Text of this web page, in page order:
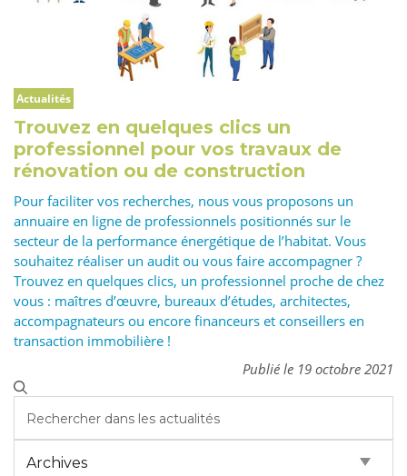
Actualités
Trouvez en quelques clics un
professionnel pour vos travaux de
rénovation ou de construction
Pour faciliter vos recherches, nous vous proposons un
annuaire en ligne de professionnels positionnés sur le
secteur de la performance énergétique de l’habitat. Vous
souhaitez réaliser un audit ou vous faire accompagner ?
Trouvez en quelques clics, un professionnel proche de chez
vous : maîtres d’œuvre, bureaux d’études, architectes,
accompagnateurs ou encore financeurs et conseillers en
transaction immobilière !
Publié le 19 octobre 2021